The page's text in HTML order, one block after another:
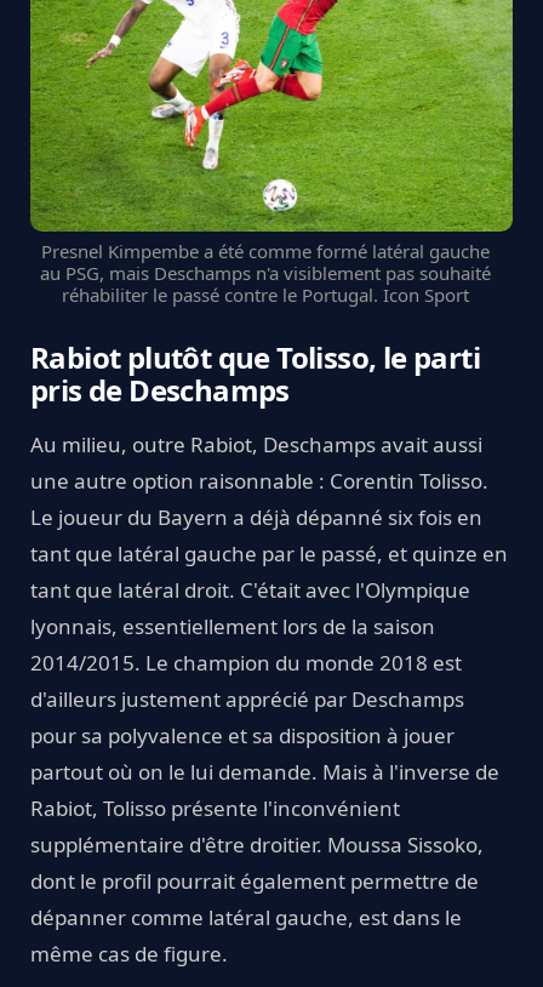
Presnel Kimpembe a été comme formé latéral gauche
au PSG, mais Deschamps n'a visiblement pas souhaité
réhabiliter le passé contre le Portugal. Icon Sport
Rabiot plutôt que Tolisso, le parti
pris de Deschamps
Au milieu, outre Rabiot, Deschamps avait aussi
une autre option raisonnable : Corentin Tolisso.
Le joueur du Bayern a déjà dépanné six fois en
tant que latéral gauche par le passé, et quinze en
tant que latéral droit. C'était avec l'Olympique
lyonnais, essentiellement lors de la saison
2014/2015. Le champion du monde 2018 est
d'ailleurs justement apprécié par Deschamps
pour sa polyvalence et sa disposition à jouer
partout où on le lui demande. Mais à l'inverse de
Rabiot, Tolisso présente l'inconvénient
supplémentaire d'être droitier. Moussa Sissoko,
dont le profil pourrait également permettre de
dépanner comme latéral gauche, est dans le
même cas de figure.